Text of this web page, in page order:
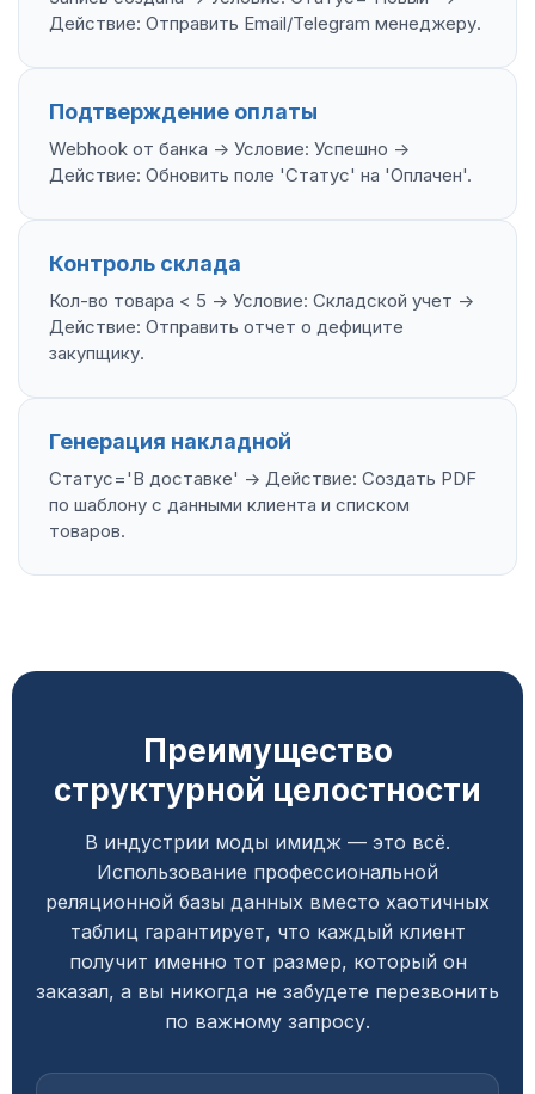
Действие: Отправить Email/Telegram менеджеру.
Подтверждение оплаты
Webhook от банка -> Условие: Успешно ->
Действие: Обновить поле 'Статус' на 'Оплачен'.
Контроль склада
Кол-во товара < 5 -> Условие: Складской учет ->
Действие: Отправить отчет о дефиците
закупщику.
Генерация накладной
Статус='В доставке' -> Действие: Создать PDF
по шаблону с данными клиента и списком
товаров.
Преимущество
структурной целостности
В индустрии моды имидж — это всё.
Использование профессиональной
реляционной базы данных вместо хаотичных
таблиц гарантирует, что каждый клиент
получит именно тот размер, который он
заказал, а вы никогда не забудете перезвонить
по важному запросу.